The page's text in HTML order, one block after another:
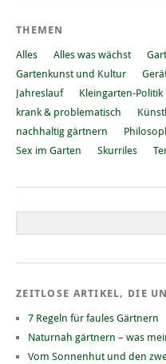
THEMEN
Alles Alles was wächst
Gartenkunst und Kultur
Jahreslauf
Kleingarten-Politik
krank & problematisch
nachhaltig gärtnern
Sex im Garten
Skurriles
ZEITLOSE ARTIKEL, DIE
7 Regeln für faules Gärtnern
Naturnah gärtnern – was
Vom Sonnenhut und den